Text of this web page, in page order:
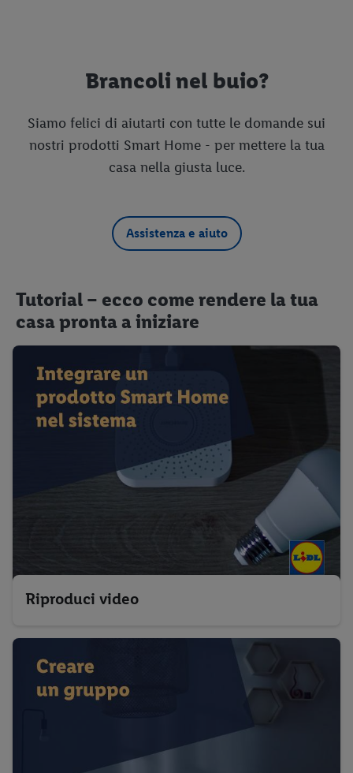
Brancoli nel buio?
Siamo felici di aiutarti con tutte le domande sui
nostri prodotti Smart Home - per mettere la tua
casa nella giusta luce.
Assistenza e aiuto
Tutorial – ecco come rendere la tua
casa pronta a iniziare
Riproduci video